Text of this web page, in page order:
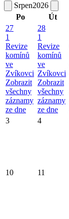
Srpen2026
Po
Út
27
1
Revize
komínů
ve
Zvíkovci
Zobrazit
všechny
záznamy
ze dne
28
1
Revize
komínů
ve
Zvíkovci
Zobrazit
všechny
záznamy
ze dne
3 4
10 11